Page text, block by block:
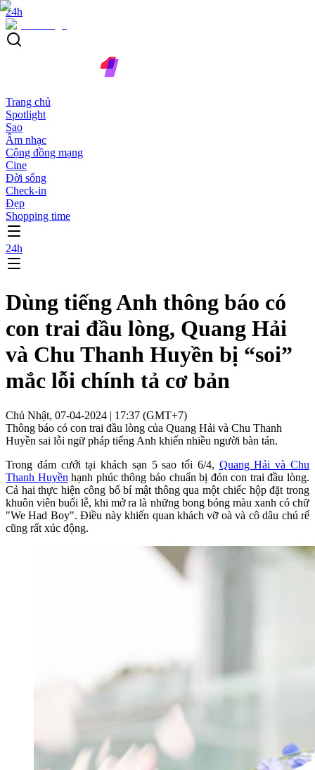
24h
Trang chủ
Spotlight
Sao
Âm nhạc
Cộng đồng mạng
Cine
Đời sống
Check-in
Đẹp
Shopping time
24h
Dùng tiếng Anh thông báo có
con trai đầu lòng, Quang Hải
và Chu Thanh Huyền bị “soi”
mắc lỗi chính tả cơ bản
Chủ Nhật, 07-04-2024 | 17:37 (GMT+7)
Thông báo có con trai đầu lòng của Quang Hải và Chu Thanh
Huyền sai lỗi ngữ pháp tiếng Anh khiến nhiều người bàn tán.
Trong đám cưới tại khách sạn 5 sao tối 6/4, Quang Hải và Chu
Thanh Huyền hạnh phúc thông báo chuẩn bị đón con trai đầu lòng.
Cả hai thực hiện công bố bí mật thông qua một chiếc hộp đặt trong
khuôn viên buổi lễ, khi mở ra là những bong bóng màu xanh có chữ
"We Had Boy". Điều này khiến quan khách vỡ oà và cô dâu chú rể
cũng rất xúc động.